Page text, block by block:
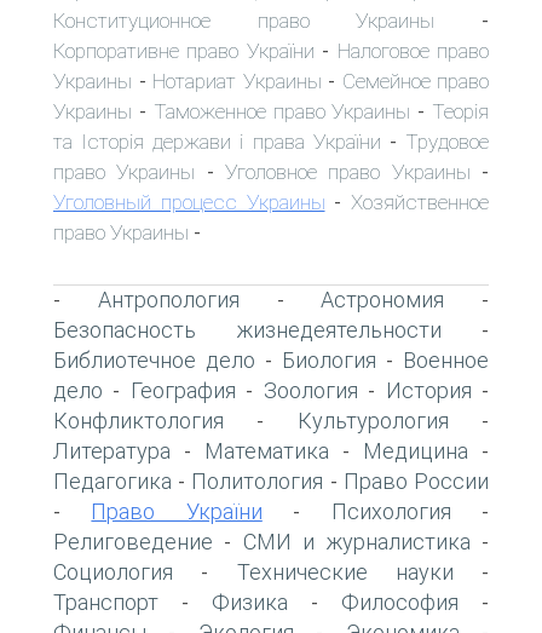
Конституционное право Украины -
Корпоративне право України - Налоговое право
Украины - Нотариат Украины - Семейное право
Украины - Таможенное право Украины - Теорія
та Історія держави і права України - Трудовое
право Украины -Уголовное право Украины -
Уголовный процесс Украины - Хозяйственное
право Украины -
- Антропология -Астрономия -
Безопасность жизнедеятельности -
Библиотечное дело - Биология - Военное
дело - География - Зоология - История -
Конфликтология - Культурология -
Литература - Математика - Медицина -
Педагогика - Политология - Право России
- Право України - Психология -
Религоведение - СМИ и журналистика -
Социология - Технические науки -
Транспорт - Физика - Философия -